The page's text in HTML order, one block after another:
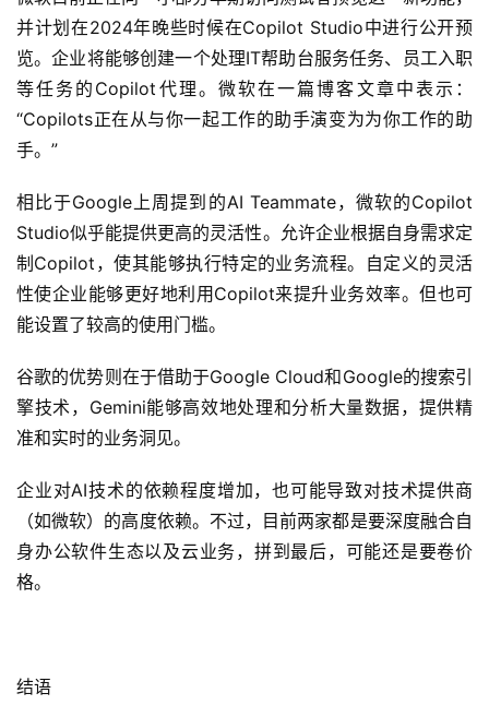
并计划在2024年晚些时候在Copilot Studio中进行公开预
览。企业将能够创建一个处理IT帮助台服务任务、员工入职
等任务的Copilot代理。微软在一篇博客文章中表示：
“Copilots正在从与你一起工作的助手演变为为你工作的助
手。”
相比于Google上周提到的AI Teammate，微软的Copilot
Studio似乎能提供更高的灵活性。允许企业根据自身需求定
制Copilot，使其能够执行特定的业务流程。自定义的灵活
性使企业能够更好地利用Copilot来提升业务效率。但也可
能设置了较高的使用门槛。
谷歌的优势则在于借助于Google Cloud和Google的搜索引
擎技术，Gemini能够高效地处理和分析大量数据，提供精
准和实时的业务洞见。
企业对AI技术的依赖程度增加，也可能导致对技术提供商
（如微软）的高度依赖。不过，目前两家都是要深度融合自
身办公软件生态以及云业务，拼到最后，可能还是要卷价
格。
结语